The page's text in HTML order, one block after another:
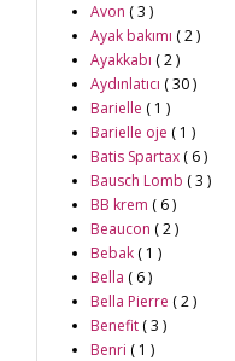
Avon ( 3 )
Ayak bakımı ( 2 )
Ayakkabı ( 2 )
Aydınlatıcı ( 30 )
Barielle ( 1 )
Barielle oje ( 1 )
Batis Spartax ( 6 )
Bausch Lomb ( 3 )
BB krem ( 6 )
Beaucon ( 2 )
Bebak ( 1 )
Bella ( 6 )
Bella Pierre ( 2 )
Benefit ( 3 )
Benri ( 1 )